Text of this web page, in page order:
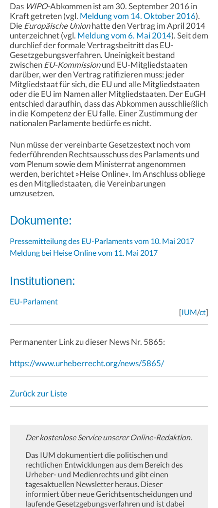
Das WIPO-Abkommen ist am 30. September 2016 in
Kraft getreten (vgl. Meldung vom 14. Oktober 2016).
DieEuropäische Unionhatte den Vertrag im April 2014
unterzeichnet (vgl. Meldung vom 6. Mai 2014). Seit dem
durchlief der formale Vertragsbeitritt das EU-
Gesetzgebungsverfahren. Uneinigkeit bestand
zwischenEU-Kommissionund EU-Mitgliedstaaten
darüber, wer den Vertrag ratifizieren muss: jeder
Mitgliedstaat für sich, die EU und alle Mitgliedstaaten
oder die EU im Namen aller Mitgliedstaaten. Der EuGH
entschied daraufhin, dass das Abkommen ausschließlich
in die Kompetenz der EU falle. Einer Zustimmung der
nationalen Parlamente bedürfe es nicht.
Nun müsse der vereinbarte Gesetzestext noch vom
federführenden Rechtsausschuss des Parlaments und
vom Plenum sowie dem Ministerrat angenommen
werden, berichtet »Heise Online«. Im Anschluss obliege
es den Mitgliedstaaten, die Vereinbarungen
umzusetzen.
Dokumente:
Pressemitteilung des EU-Parlaments vom 10. Mai 2017
Meldung bei Heise Online vom 11. Mai 2017
Institutionen:
EU-Parlament
[IUM/ct]
Permanenter Link zu dieser News Nr. 5865:
https://www.urheberrecht.org/news/5865/
Zurück zur Liste
Der kostenlose Service unserer Online-Redaktion.
Das IUM dokumentiert die politischen und
rechtlichen Entwicklungen aus dem Bereich des
Urheber- und Medienrechts und gibt einen
tagesaktuellen Newsletter heraus. Dieser
informiert über neue Gerichtsentscheidungen und
laufende Gesetzgebungsverfahren und ist dabei